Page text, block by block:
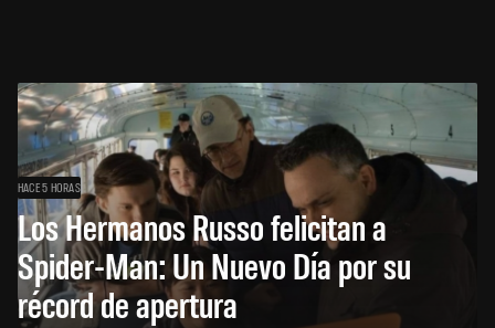
HACE 5 HORAS
Los Hermanos Russo felicitan a
Spider-Man: Un Nuevo Día por su
récord de apertura